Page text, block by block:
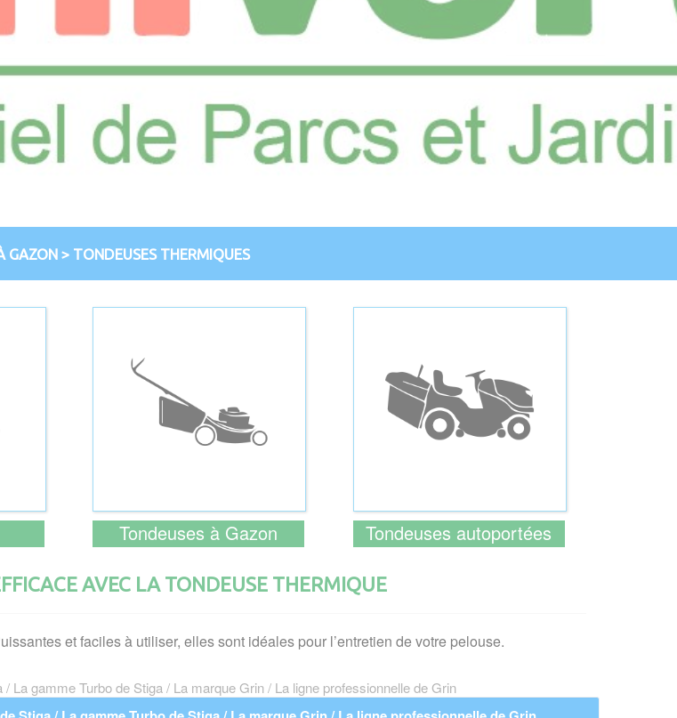
GAZON > TONDEUSES THERMIQUES
Tondeuses à Gazon Tondeuses autoportées
AVEC LA TONDEUSE THERMIQUE
et faciles à utiliser, elles sont idéales pour l’entretien de votre pelouse.
gamme Turbo de Stiga / La marque Grin / La ligne professionnelle de Grin